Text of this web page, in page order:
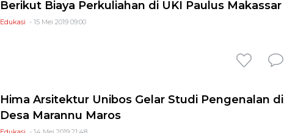
Berikut Biaya Perkuliahan di UKI Paulus Makassar
Edukasi - 15 Mei 2019 09:00
Hima Arsitektur Unibos Gelar Studi Pengenalan di
Desa Marannu Maros